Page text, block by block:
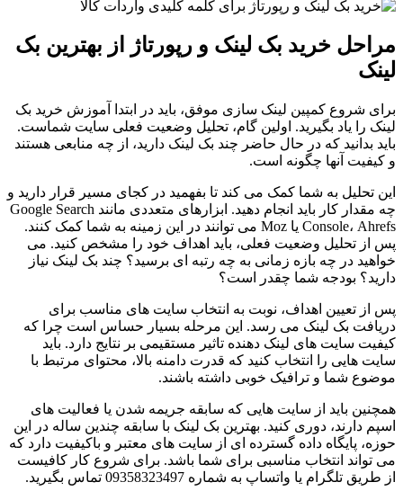
مراحل خرید بک لینک و رپورتاژ از بهترین بک
لینک
برای شروع کمپین لینک سازی موفق، باید در ابتدا آموزش خرید بک
لینک را یاد بگیرید. اولین گام، تحلیل وضعیت فعلی سایت شماست.
باید بدانید که در حال حاضر چند بک لینک دارید، از چه منابعی هستند
و کیفیت آنها چگونه است.
این تحلیل به شما کمک می کند تا بفهمید در کجای مسیر قرار دارید و
چه مقدار کار باید انجام دهید. ابزارهای متعددی مانند Google Search
Console، Ahrefs یا Moz می توانند در این زمینه به شما کمک کنند.
پس از تحلیل وضعیت فعلی، باید اهداف خود را مشخص کنید. می
خواهید در چه بازه زمانی به چه رتبه ای برسید؟ چند بک لینک نیاز
دارید؟ بودجه شما چقدر است؟
پس از تعیین اهداف، نوبت به انتخاب سایت های مناسب برای
دریافت بک لینک می رسد. این مرحله بسیار حساس است چرا که
کیفیت سایت های لینک دهنده تاثیر مستقیمی بر نتایج دارد. باید
سایت هایی را انتخاب کنید که قدرت دامنه بالا، محتوای مرتبط با
موضوع شما و ترافیک خوبی داشته باشند.
همچنین باید از سایت هایی که سابقه جریمه شدن یا فعالیت های
اسپم دارند، دوری کنید. بهترین بک لینک با سابقه چندین ساله در این
حوزه، پایگاه داده گسترده ای از سایت های معتبر و باکیفیت دارد که
می تواند انتخاب مناسبی برای شما باشد. برای شروع کار کافیست
از طریق تلگرام یا واتساپ به شماره 09358323497 تماس بگیرید.